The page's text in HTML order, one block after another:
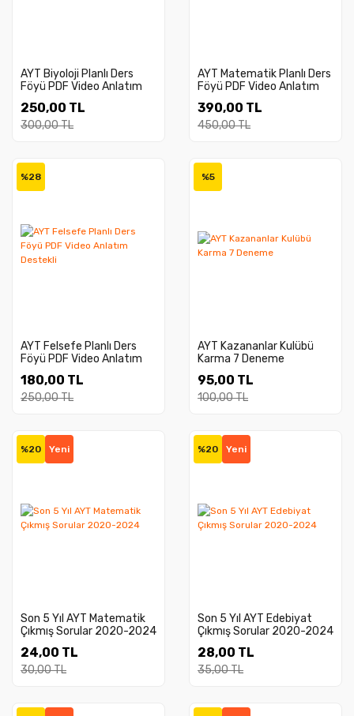
AYT Biyoloji Planlı Ders
Föyü PDF Video Anlatım
250,00 TL
300,00 TL
AYT Matematik Planlı Ders
Föyü PDF Video Anlatım
390,00 TL
450,00 TL
%28
AYT Felsefe Planlı Ders
Föyü PDF Video Anlatım
180,00 TL
250,00 TL
%5
AYT Kazananlar Kulübü
Karma 7 Deneme
95,00 TL
100,00 TL
%20 Yeni
Son 5 Yıl AYT Matematik
Çıkmış Sorular 2020-2024
24,00 TL
30,00 TL
%20 Yeni
Son 5 Yıl AYT Edebiyat
Çıkmış Sorular 2020-2024
28,00 TL
35,00 TL